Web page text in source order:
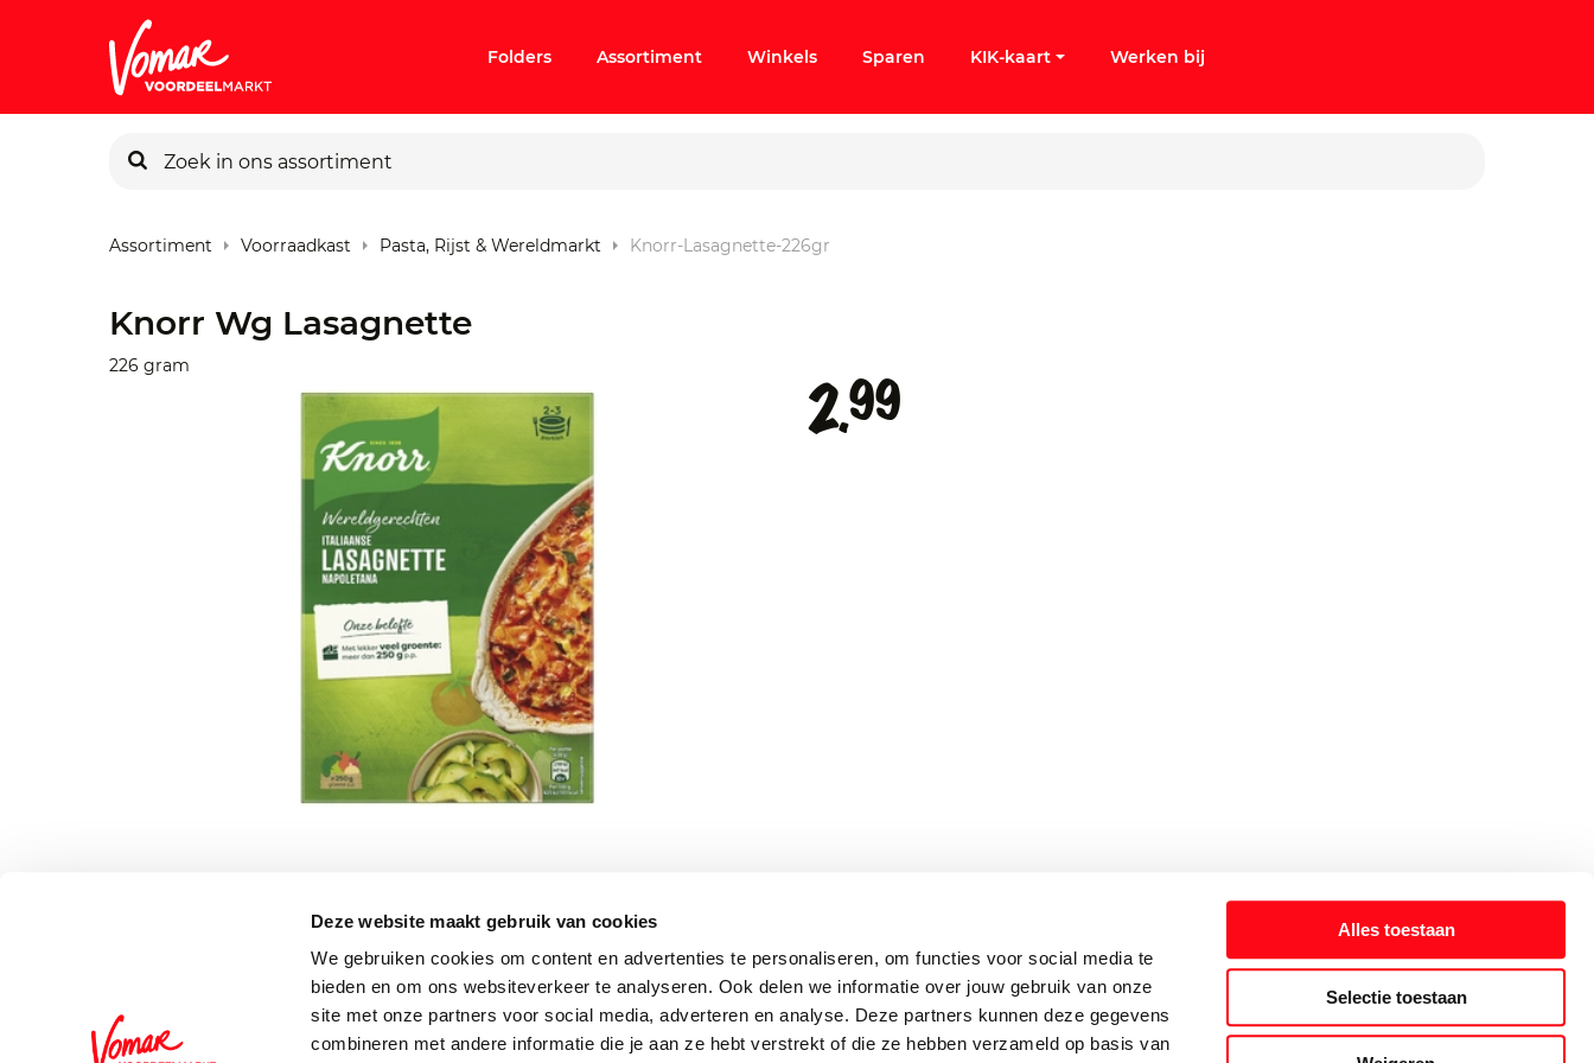
Deze website maakt gebruik van cookies
We gebruiken cookies om content en advertenties te personaliseren, om functies voor social media te
bieden en om ons websiteverkeer te analyseren. Ook delen we informatie over jouw gebruik van onze
site met onze partners voor social media, adverteren en analyse. Deze partners kunnen deze gegevens
combineren met andere informatie die je aan ze hebt verstrekt of die ze hebben verzameld op basis van
Alles toestaan
Selectie toestaan
Pincode vergeten
Folders Assortiment Winkels Sparen KIK-kaart Werken bij
Assortiment Voorraadkast Pasta, Rijst & Wereldmarkt Knorr-Lasagnette-226gr
Knorr Wg Lasagnette
226 gram
2.99
Schrijf je in voor de Vomar nieuwsbrief